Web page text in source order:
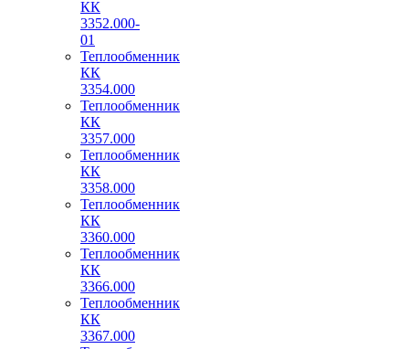
КК
3352.000-
01
Теплообменник
КК
3354.000
Теплообменник
КК
3357.000
Теплообменник
КК
3358.000
Теплообменник
КК
3360.000
Теплообменник
КК
3366.000
Теплообменник
КК
3367.000